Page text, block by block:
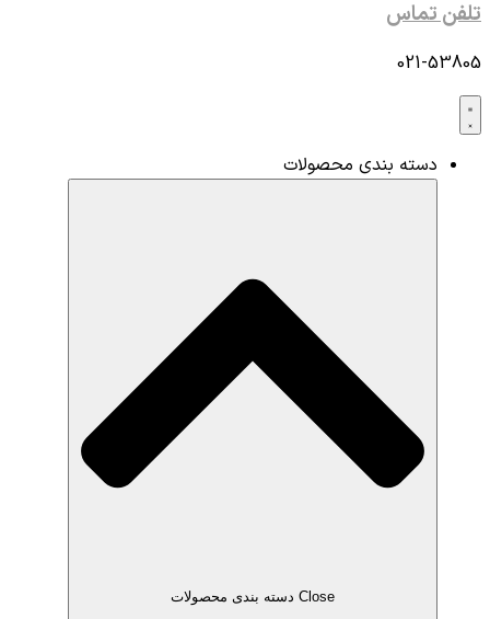
تلفن تماس
021-53805
دسته بندی محصولات
Close دسته بندی محصولات